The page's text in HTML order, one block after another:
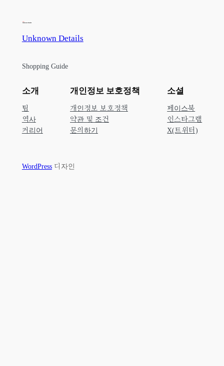
Unknown Details
Shopping Guide
소개
팀
역사
커리어
개인정보 보호정책
개인정보 보호정책
약관 및 조건
문의하기
소셜
페이스북
인스타그램
X(트위터)
WordPress디자인